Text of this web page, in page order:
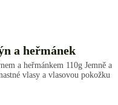
a heřmánek
a heřmánkem 110g Jemně a
vlasy a vlasovou pokožku